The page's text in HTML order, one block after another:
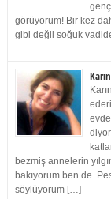
görüyorum! Bir kez
gibi değil soğuk
bezmiş annelerin
bakıyorum ben de.
söylüyorum […]